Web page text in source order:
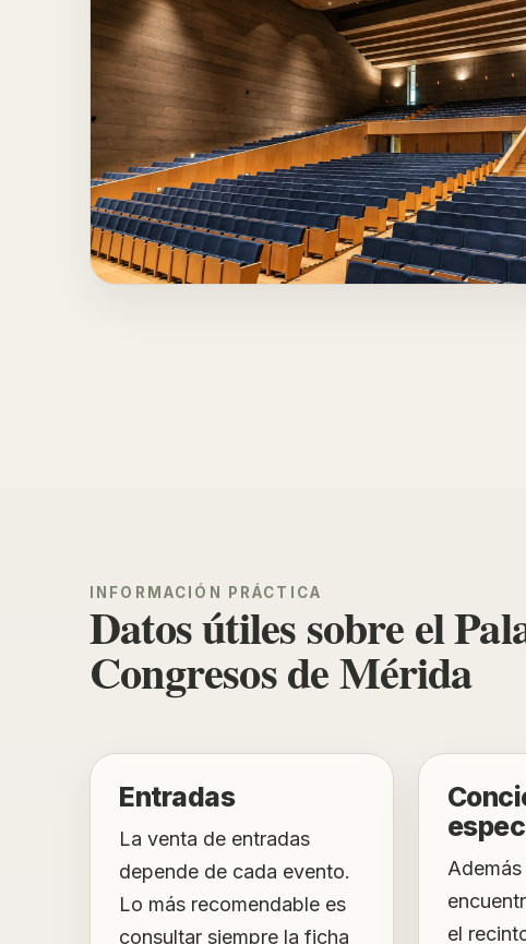
INFORMACIÓN PRÁCTICA
Datos útiles sobre el
Congresos de Mérida
Entradas
La venta de entradas
depende de cada evento.
Lo más recomendable es
consultar siempre la ficha
el